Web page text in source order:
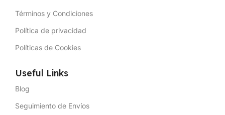
Términos y Condiciones
Política de privacidad
Políticas de Cookies
Useful Links
Blog
Seguimiento de Envíos